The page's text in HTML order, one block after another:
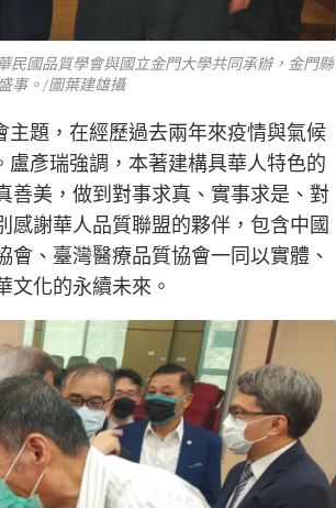
民國品質學會與國立金門大學共同承辦，金門縣
事。/圖葉建雄攝
主題，在經歷過去兩年來疫情與氣候
彥瑞強調，本著建構具華人特色的
善美，做到對事求真、實事求是、對
感謝華人品質聯盟的夥伴，包含中國
、臺灣醫療品質協會一同以實體、
文化的永續未來。